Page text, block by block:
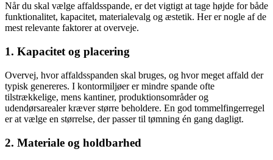
Når du skal vælge affaldsspande, er det vigtigt at tage højde for både
funktionalitet, kapacitet, materialevalg og æstetik. Her er nogle af de
mest relevante faktorer at overveje.
1. Kapacitet og placering
Overvej, hvor affaldsspanden skal bruges, og hvor meget affald der
typisk genereres. I kontormiljøer er mindre spande ofte
tilstrækkelige, mens kantiner, produktionsområder og
udendørsarealer kræver større beholdere. En god tommelfingerregel
er at vælge en størrelse, der passer til tømning én gang dagligt.
2. Materiale og holdbarhed